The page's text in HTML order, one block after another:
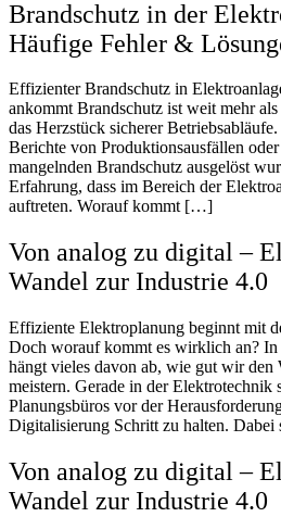
Brandschutz in der
Häufige Fehler &
Effizienter Brandschutz in
ankommt Brandschutz ist weit mehr
das Herzstück sicherer
Berichte von Produktionsausfällen
mangelnden Brandschutz ausgelöst
Erfahrung, dass im Bereich der
auftreten. Worauf kommt […]
Von analog zu digital –
Wandel zur Industrie 4.0
Effiziente Elektroplanung beginnt mit
Doch worauf kommt es wirklich an?
hängt vieles davon ab, wie gut wir den
meistern. Gerade in der Elektrotechnik
Planungsbüros vor der
Digitalisierung Schritt zu halten.
Von analog zu digital –
Wandel zur Industrie 4.0